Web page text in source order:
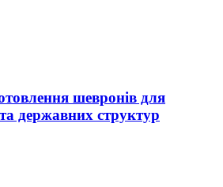
шевронів для
державних структур